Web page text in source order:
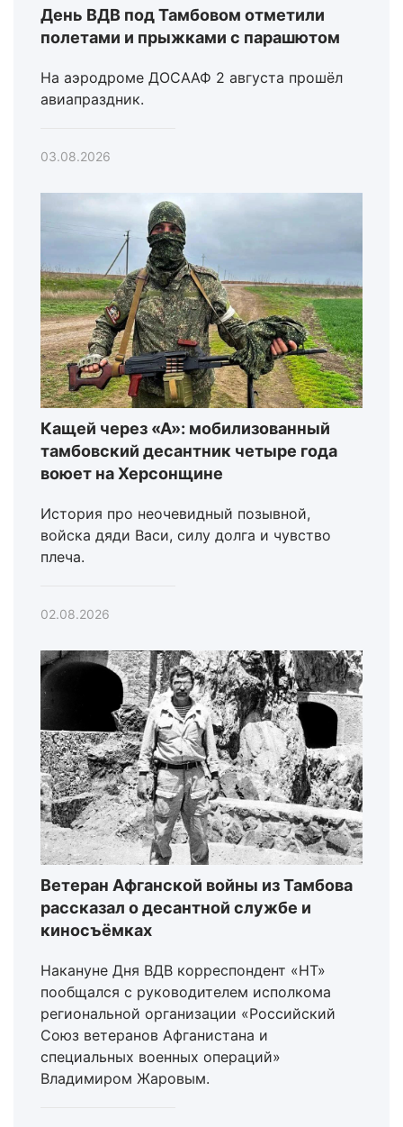
День ВДВ под Тамбовом отметили
полетами и прыжками с парашютом
На аэродроме ДОСААФ 2 августа прошёл
авиапраздник.
03.08.2026
Кащей через «А»: мобилизованный
тамбовский десантник четыре года
воюет на Херсонщине
История про неочевидный позывной,
войска дяди Васи, силу долга и чувство
плеча.
02.08.2026
Ветеран Афганской войны из Тамбова
рассказал о десантной службе и
киносъёмках
Накануне Дня ВДВ корреспондент «НТ»
пообщался с руководителем исполкома
региональной организации «Российский
Союз ветеранов Афганистана и
специальных военных операций»
Владимиром Жаровым.